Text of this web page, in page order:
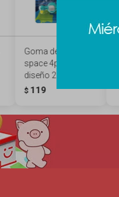
Goma de borrar
space 4pcs -
diseño 2
$ 119